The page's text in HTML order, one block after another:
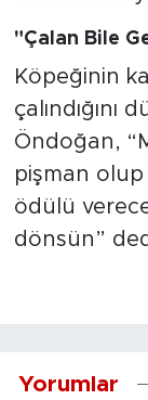
"Çalan Bile
Köpeğinin
Öndoğan,
pişman
ödülü
dönsün”
Yorumlar